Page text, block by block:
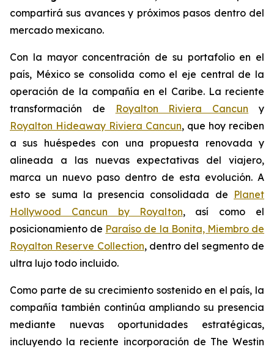
compartirá sus avances y próximos pasos dentro del
mercado mexicano.
Con la mayor concentración de su portafolio en el
país, México se consolida como el eje central de la
operación de la compañía en el Caribe. La reciente
transformación de
Royalton Riviera Cancun y
Royalton Hideaway Riviera Cancun, que hoy reciben
a sus huéspedes con una propuesta renovada y
alineada a las nuevas expectativas del viajero,
marca un nuevo paso dentro de esta evolución. A
esto se suma la presencia consolidada de Planet
Hollywood Cancun by Royalton, así como el
posicionamiento de Paraíso de la Bonita, Miembro de
Royalton Reserve Collection, dentro del segmento de
ultra lujo todo incluido.
Como parte de su crecimiento sostenido en el país, la
compañía también continúa ampliando su presencia
mediante nuevas oportunidades estratégicas,
incluyendo la reciente incorporación de The Westin